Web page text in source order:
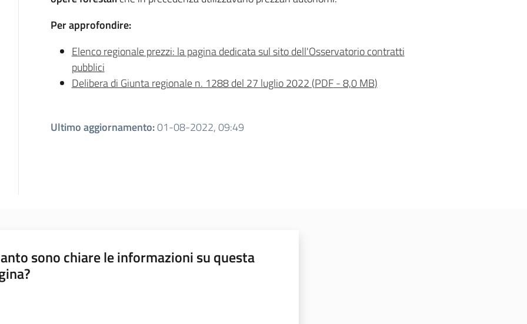
Per approfondire:
Elenco regionale prezzi: la pagina dedicata sul sito dell'Osservatorio contratti
pubblici
Delibera di Giunta regionale n. 1288 del 27 luglio 2022 (PDF-8,0 MB)
Ultimo aggiornamento:01-08-2022, 09:49
sono chiare le informazioni su questa